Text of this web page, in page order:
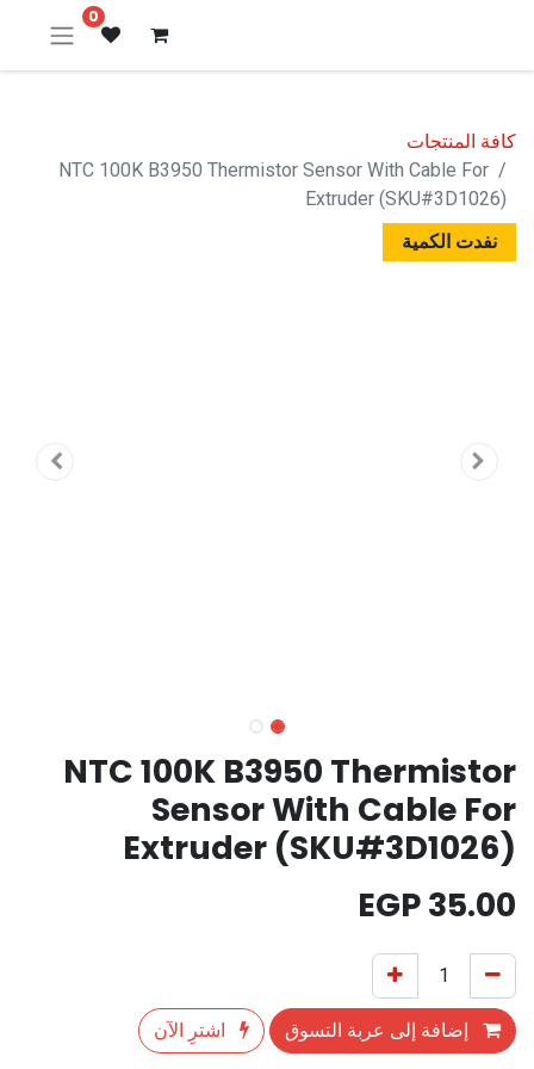
0
كافة المنتجات
NTC 100K B3950 Thermistor Sensor With Cable For
Extruder (SKU#3D1026)
نفدت الكمية
NTC 100K B3950 Thermistor
Sensor With Cable For
Extruder (SKU#3D1026)
35.00
إضافة إلى عربة التسوق اشترِ الآن